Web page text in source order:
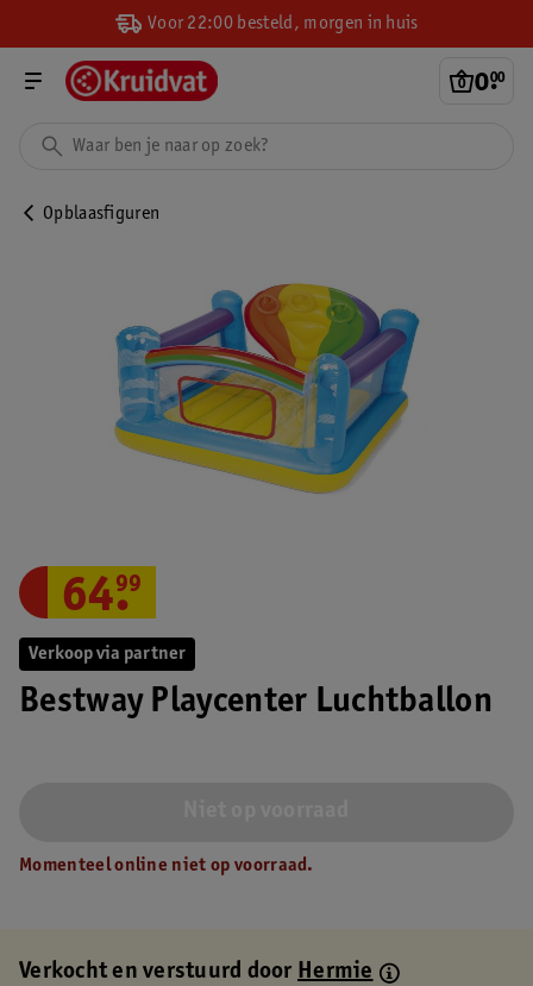
Voor 22:00 besteld, morgen in huis
0.
00
Opblaasfiguren
Verkoop via partner
Bestway Playcenter Luchtballon
64.
99
Momenteel online niet op voorraad.
Verkocht en verstuurd doorHermie